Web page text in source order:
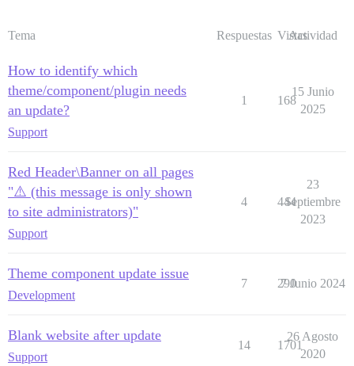
Tema Respuestas Vistas
Actividad
How to identify which
theme/component/plugin needs
an update?
Support
1 168
15 Junio
2025
Red Header\Banner on all pages
"⚠️ (this message is only shown
to site administrators)"
Support
4 444
23
Septiembre
2023
Theme component update issue
Development
7 290
7 Junio 2024
Blank website after update
Support
14 1701
26 Agosto
2020